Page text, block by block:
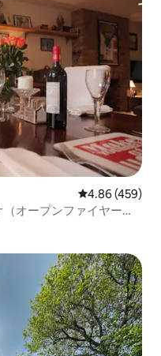
レビュー459
4.86 (459)
オープンファイヤー付